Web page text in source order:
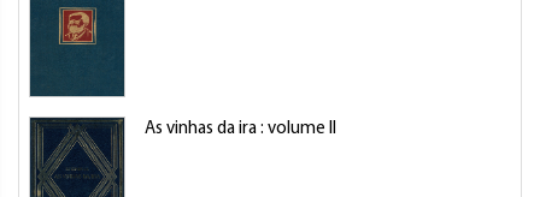
As vinhas da ira : volume II